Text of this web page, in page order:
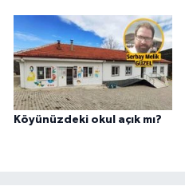
Köyünüzdeki okul açık mı?